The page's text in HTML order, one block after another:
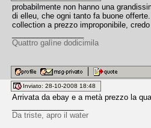
probabilmente non hanno una
di elleu, che ogni tanto fa buone
collection a prezzo improponibile,
Quattro galìne dodicimila
Inviato: 28-10-2008 18:48
Arrivata da ebay e a metà prezzo la
Da triste, apro il water